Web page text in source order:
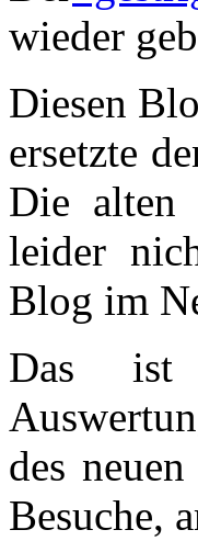
wieder
Diesen
ersetzte
Die alten
leider
Blog im
Das ist
des
Besuche,